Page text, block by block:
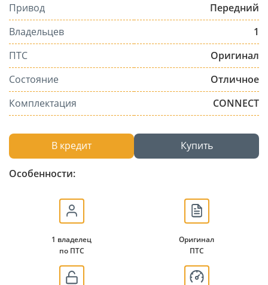
Привод
Передний
Владельцев
1
ПТС
Оригинал
Состояние
Отличное
Комплектация
CONNECT
В кредит Купить
Особенности:
1 владелец
по ПТС
Оригинал
ПТС